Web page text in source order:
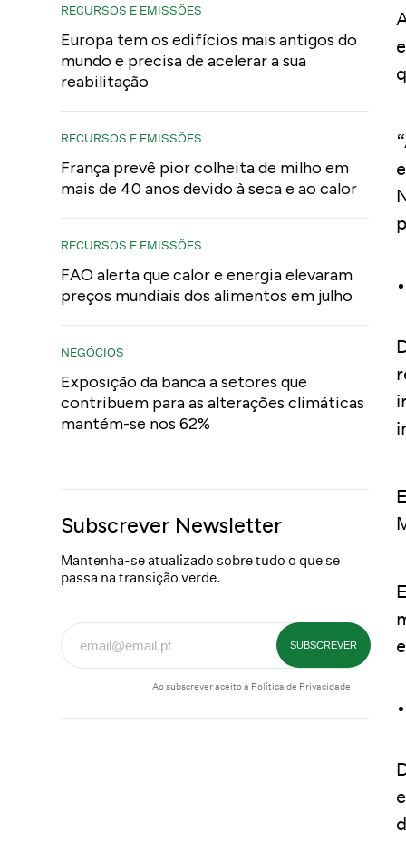
RECURSOS E EMISSÕES
Europa tem os edifícios mais antigos do
mundo e precisa de acelerar a sua
reabilitação
RECURSOS E EMISSÕES
França prevê pior colheita de milho em
mais de 40 anos devido à seca e ao calor
RECURSOS E EMISSÕES
FAO alerta que calor e energia elevaram
preços mundiais dos alimentos em julho
NEGÓCIOS
Exposição da banca a setores que
contribuem para as alterações climáticas
mantém-se nos 62%
Subscrever Newsletter
Mantenha-se atualizado sobre tudo o que se
passa na transição verde.
Ao subscrever aceito a Política de Privacidade